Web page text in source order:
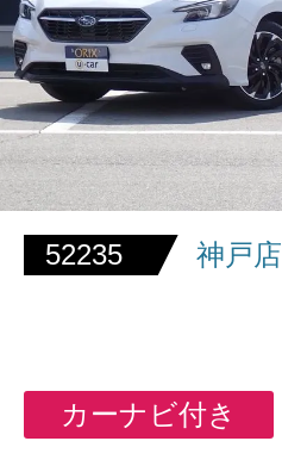
52235 神戸店
カーナビ付き